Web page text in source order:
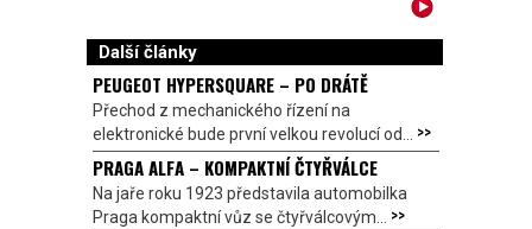
Další články
PEUGEOT HYPERSQUARE – PO DRÁTĚ
Přechod z mechanického řízení na
elektronické bude první velkou revolucí od... >>
PRAGA ALFA – KOMPAKTNÍ ČTYŘVÁLCE
Na jaře roku 1923 představila automobilka
Praga kompaktní vůz se čtyřválcovým... >>